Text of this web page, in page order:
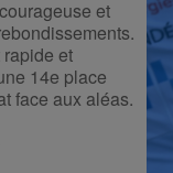
et
rapide et
14e place
face aux aléas.